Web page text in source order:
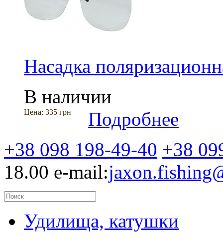
Насадка
В наличии
Цена: 335 грн
Подробнее
+38 098 198-49-40 +38
18.00 e-mail:
Удилища, катушки